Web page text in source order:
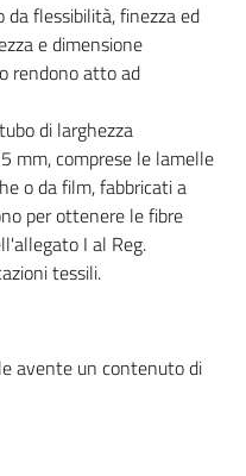
flessibilità, finezza ed
e dimensione
rendono atto ad
di larghezza
mm, comprese le lamelle
o da film, fabbricati a
per ottenere le fibre
I al Reg.
tessili.
avente un contenuto di